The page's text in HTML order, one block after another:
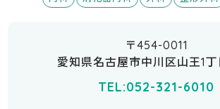
〒454-0011
愛知県名古屋市中川区山王1
TEL:052-321-6010